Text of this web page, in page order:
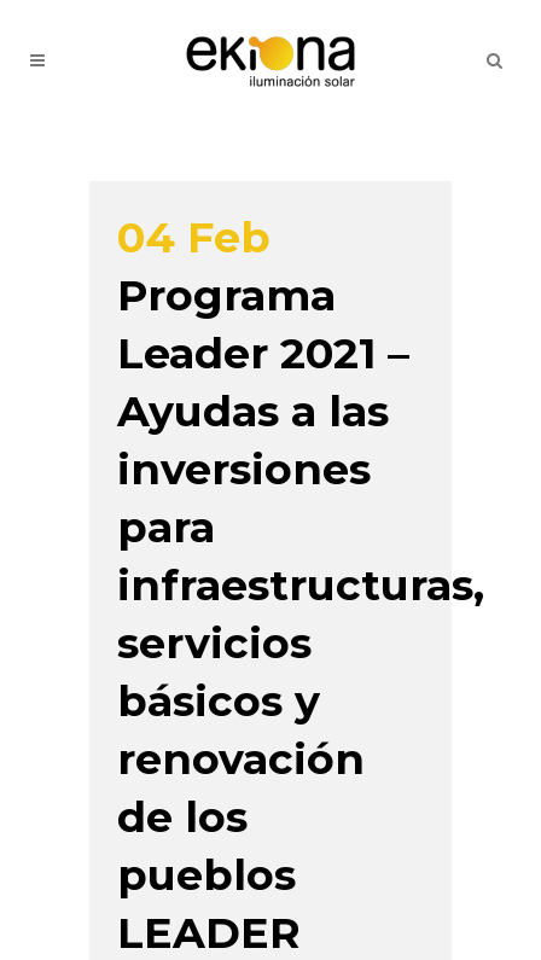
04 Feb
Programa
Leader 2021 –
Ayudas a las
inversiones
para
infraestructuras,
servicios
básicos y
renovación
de los
pueblos
LEADER